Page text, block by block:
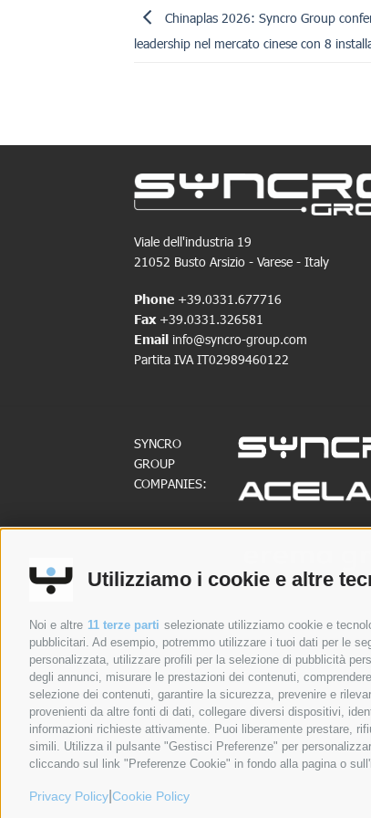
Utilizziamo i cookie e altre
Noi e altre 11 terze parti selezionate utilizziamo cookie e
pubblicitari. Ad esempio, potremmo utilizzare i tuoi dati per le
personalizzata, utilizzare profili per la selezione di pubblicità
degli annunci, misurare le prestazioni dei contenuti,
selezione dei contenuti, garantire la sicurezza, prevenire e
provenienti da altre fonti di dati, collegare diversi dispositivi,
informazioni richieste attivamente. Puoi liberamente prestare,
simili. Utilizza il pulsante "Gestisci Preferenze" per
cliccando sul link "Preferenze Cookie" in fondo alla pagina o
Privacy Policy Cookie Policy
Chinaplas 2026: Syncro Group
leadership nel mercato cinese con 8
Viale dell'industria 19
21052 Busto Arsizio - Varese - Italy
Phone +39.0331.677716
Fax+39.0331.326581
Email info@syncro-group.com
Partita IVA IT02989460122
SYNCRO
GROUP
COMPANIES:
PARTNERS:
COMPANIES
Syncro Group
Plasmac
Plantech-CST
Eur.Ex.Ma
AceLabs
SU DI NOI
Su di noi
Greenology
La nostra storia
Il messaggio del